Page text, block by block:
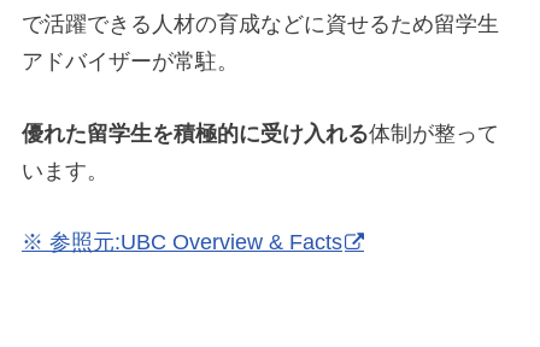
で活躍できる人材の育成などに資せるため留学生
アドバイザーが常駐。
優れた留学生を積極的に受け入れる体制が整って
います。
※ 参照元:UBC Overview & Facts